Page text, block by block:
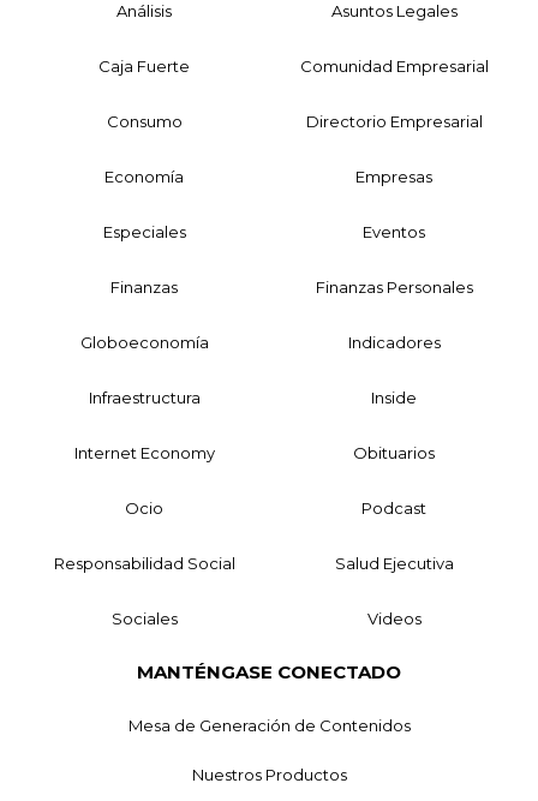
Análisis Asuntos Legales
Caja Fuerte Comunidad Empresarial
Consumo Directorio Empresarial
Economía Empresas
Especiales Eventos
Finanzas Finanzas Personales
Globoeconomía Indicadores
Infraestructura Inside
Internet Economy Obituarios
Ocio Podcast
Responsabilidad Social Salud Ejecutiva
Sociales Videos
MANTÉNGASE CONECTADO
Mesa de Generación de Contenidos
Nuestros Productos